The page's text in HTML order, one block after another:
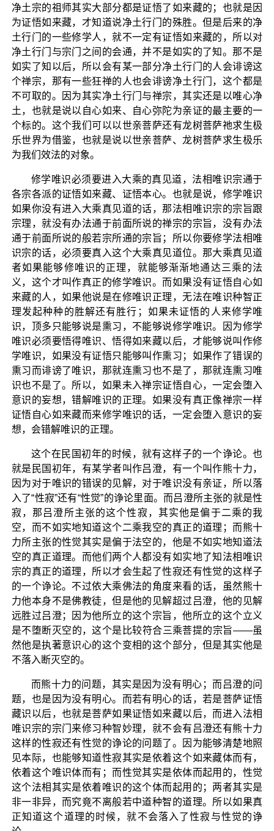
净土宗的祖师其实大部分都是证悟了如来藏的；也就是因
为证悟如来藏，才知道说净土行门的殊胜。但是后来的净
土行门的一些修学人，就不一定有证悟如来藏的，所以对
净土行门与宗门之间的会通，并不是如实的了知。那不是
如实了知以后，所以会有某一部分净土行门的人会诽谤这
个禅宗，那有一些狂禅的人也会诽谤净土行门，这个都是
不可取的。因为其实净土行门与禅宗，其实还是以唯心净
土，也就是说以自心如来、自心弥陀为亲证的最主要的一
个标的。这个我们可以以世亲菩萨还有龙树菩萨祂求生极
乐世界为借鉴，也就是说以世亲菩萨、龙树菩萨求生极乐
为我们效法的对象。
修学唯识必须要进入大乘的真见道，法相唯识宗通于
各宗各派的证悟如来藏、证悟本心。也就是说，修学唯识
如果你没有进入大乘真见道的话，那法相唯识宗的宗旨跟
宗理，就没有办法通于前面所说的禅宗的宗旨，没有办法
通于前面所说的般若宗所通的宗旨；所以你要修学法相唯
识宗的话，必须要真入这个大乘真见道位。那大乘真见道
者如果能够修唯识的正理，就能够渐渐地通达三乘的法
义，这个才叫作真正的修学唯识。而如果没有证悟自心如
来藏的人，如果他说是在修唯识正理，无法在唯识种智正
理发起种种的胜解还有胜行；如果未证悟的人来修学唯
识，顶多只能够说是熏习，不能够说修学唯识。因为修学
唯识必须要悟得唯识、悟得如来藏以后，才能够说叫作修
学唯识，如果没有证悟只能够叫作熏习；如果作了错误的
熏习而诽谤了唯识，那就连熏习也不是了，那就连熏习唯
识也不是了。所以，如果未入禅宗证悟自心，一定会堕入
意识的妄想，错解唯识的正理。如果没有真正像禅宗一样
证悟自心如来藏而来修学唯识的话，一定会堕入意识的妄
想，会错解唯识的正理。
这个在民国初年的时候，就有这样子的一个诤论。也
就是民国初年，有某学者叫作吕澄，有一个叫作熊十力，
因为对于唯识的错误的见解，对于唯识没有亲证，所以落
入了“性寂”还有“性觉”的诤论里面。而吕澄所主张的就是性
寂，那吕澄所主张的这个性寂，其实他是偏于二乘的我
空，而不如实地知道这个二乘我空的真正的道理；而熊十
力所主张的性觉其实是偏于法空的，他是不如实地知道法
空的真正道理。而他们两个人都没有如实地了知法相唯识
宗的真正的道理，所以才会生起了性寂还有性觉的这样子
的一个诤论。不过依大乘佛法的角度来看的话，虽然熊十
力他本身不是佛教徒，但是他的见解超过吕澄，他的见解
远胜过吕澄；因为他所立的这个宗旨，他所立的这个立义
是不堕断灭空的，这个是比较符合三乘菩提的宗旨——虽
然他是执著意识心的这个变相的这个部分，但是其实他是
不落入断灭空的。
而熊十力的问题，其实是因为没有明心；而吕澄的问
题，也是因为没有明心。而若有明心的话，若是菩萨证悟
藏识以后，也就是菩萨如果证悟如来藏以后，而进入法相
唯识宗的宗门来修习种智妙理，就不会有吕澄还有熊十力
这样的性寂还有性觉的诤论的问题了。因为能够清楚地照
见本际，也能够知道性寂其实是依着这个如来藏体而有，
依着这个唯识体而有；而性觉其实是依体而起用的，性觉
这个法相其实是依着唯识的这个体而起用的；两者其实是
非一非异，而究竟不离般若中道种智的道理。所以如果真
正知道这个道理的时候，就不会落入了性寂与性觉的诤